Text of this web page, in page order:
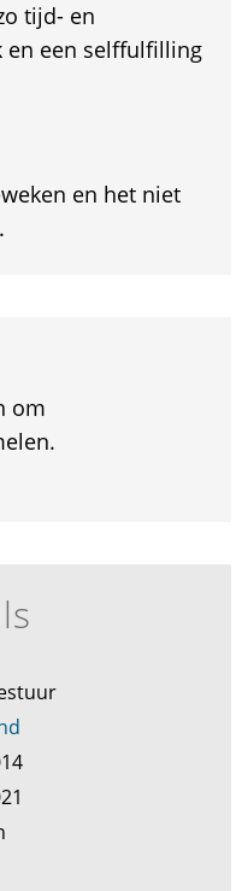
tijd- en
en een selffulfilling
en het niet
om